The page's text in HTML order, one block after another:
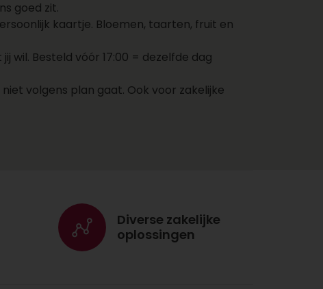
en kies een bezorgdatum.
direct naar de ontvanger
aangegeven dag. Voeg nog
Voordelen cadeaus
versturen via
Topgeschenken.nl
goed zit.
kaartje. Bloemen, taarten, fruit en
Besteld vóór 17:00 = dezelfde dag
volgens plan gaat. Ook voor zakelijke
Diverse zakelijke
oplossingen